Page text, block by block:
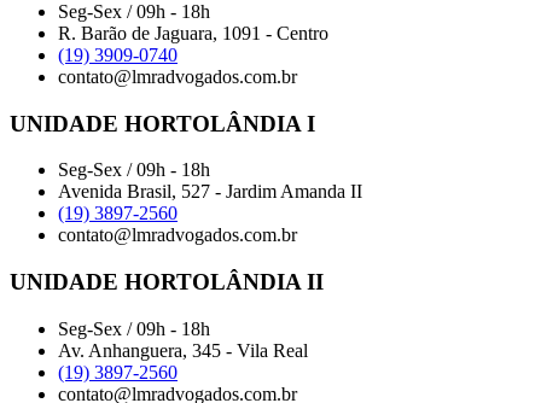
Seg-Sex / 09h - 18h
R. Barão de Jaguara, 1091 - Centro
(19) 3909-0740
contato@lmradvogados.com.br
UNIDADE HORTOLÂNDIA I
Seg-Sex / 09h - 18h
Avenida Brasil, 527 - Jardim Amanda II
(19) 3897-2560
contato@lmradvogados.com.br
UNIDADE HORTOLÂNDIA II
Seg-Sex / 09h - 18h
Av. Anhanguera, 345 - Vila Real
(19) 3897-2560
contato@lmradvogados.com.br